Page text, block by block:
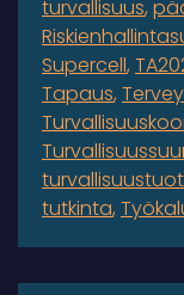
turvallisuus
Supercell
Tapaus
tutkinta